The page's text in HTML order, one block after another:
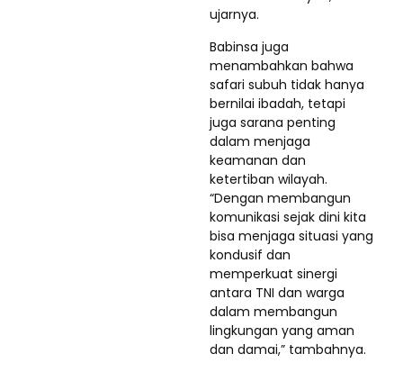
ujarnya.
Babinsa juga
menambahkan bahwa
safari subuh tidak hanya
bernilai ibadah, tetapi
juga sarana penting
dalam menjaga
keamanan dan
ketertiban wilayah.
“Dengan membangun
komunikasi sejak dini kita
bisa menjaga situasi yang
kondusif dan
memperkuat sinergi
antara TNI dan warga
dalam membangun
lingkungan yang aman
dan damai,” tambahnya.